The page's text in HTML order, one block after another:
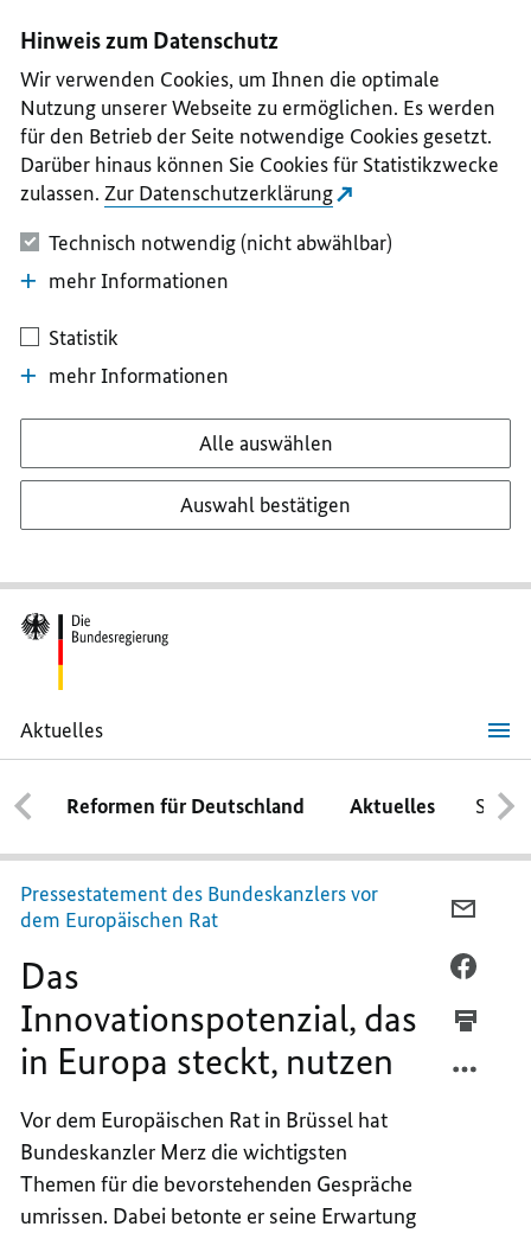
II
III
IV
V
Hinweis zum Datenschutz
Wir verwenden Cookies, um Ihnen die optimale
Nutzung unserer Webseite zu ermöglichen. Es werden
für den Betrieb der Seite notwendige Cookies gesetzt.
Darüber hinaus können Sie Cookies für Statistikzwecke
zulassen. Zur Datenschutzerklärung
Technisch notwendig (nicht abwählbar)
mehr Informationen
Statistik
mehr Informationen
Alle auswählen
Auswahl bestätigen
Aktuelles
Das
Innovationspotenzial,
das
in
Europa
steckt,
nutzen
Reformen für Deutschland Aktuelles
Pressestatement des Bundeskanzlers vor
dem Europäischen Rat
Das
Innovationspotenzial, das
in Europa steckt, nutzen
Vor dem Europäischen Rat in Brüssel hat
Bundeskanzler Merz die wichtigsten
Themen für die bevorstehenden Gespräche
umrissen. Dabei betonte er seine Erwartung